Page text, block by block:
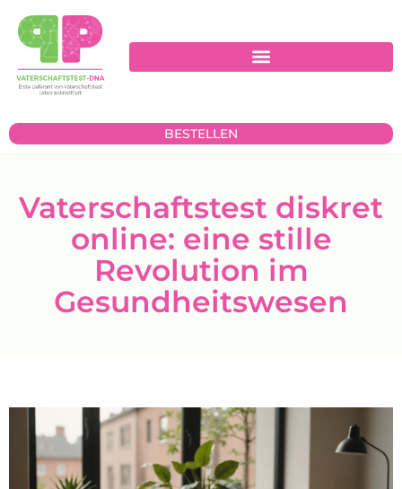
BESTELLEN
Vaterschaftstest diskret
online: eine stille
Revolution im
Gesundheitswesen